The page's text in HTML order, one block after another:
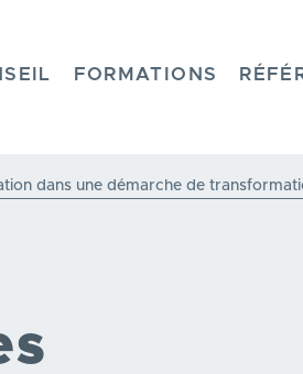
FORMATIONS
dans une démarche de